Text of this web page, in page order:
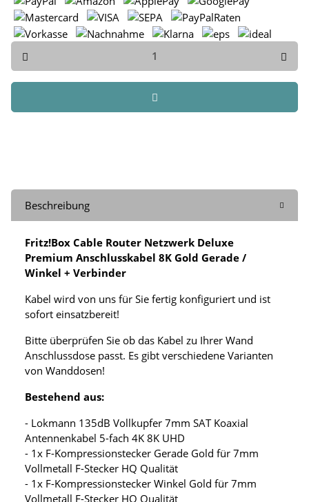
Beschreibung
Fritz!Box Cable Router Netzwerk Deluxe
Premium Anschlusskabel 8K Gold Gerade /
Winkel + Verbinder
Kabel wird von uns für Sie fertig konfiguriert und ist
sofort einsatzbereit!
Bitte überprüfen Sie ob das Kabel zu Ihrer Wand
Anschlussdose passt. Es gibt verschiedene Varianten
von Wanddosen!
Bestehend aus:
- Lokmann 135dB Vollkupfer 7mm SAT Koaxial
Antennenkabel 5-fach 4K 8K UHD
- 1x F-Kompressionstecker Gerade Gold für 7mm
Vollmetall F-Stecker HQ Qualität
- 1x F-Kompressionstecker Winkel Gold für 7mm
Vollmetall F-Stecker HQ Qualität